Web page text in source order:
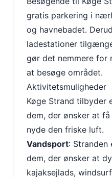
gratis parkering i
og havnebadet.
ladestationer
gør det nemmere for
at besøge området.
Aktivitetsmuligheder
Køge Strand
dem, der ønsker at
nyde den friske luft.
Vandsport:
dem, der ønsker at
kajaksejlads,